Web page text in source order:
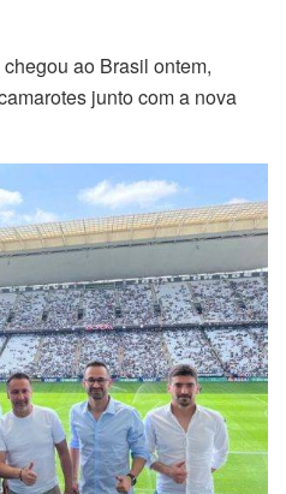
ao Brasil ontem,
junto com a nova